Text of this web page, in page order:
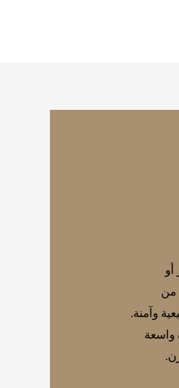
من
وآمنة.
واسعة